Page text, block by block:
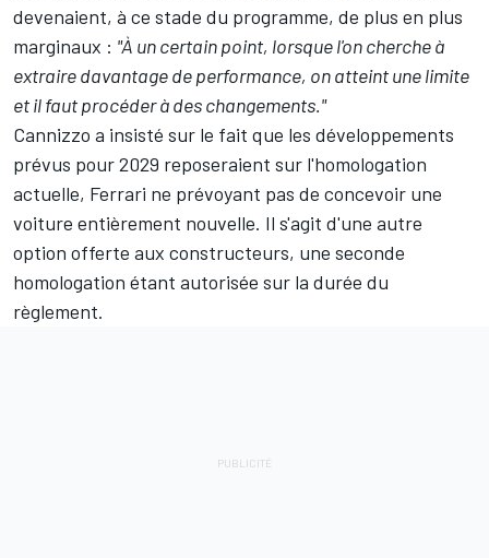
devenaient, à ce stade du programme, de plus en plus
marginaux : "À un certain point, lorsque l'on cherche à
extraire davantage de performance, on atteint une limite
et il faut procéder à des changements."
Cannizzo a insisté sur le fait que les développements
prévus pour 2029 reposeraient sur l'homologation
actuelle, Ferrari ne prévoyant pas de concevoir une
voiture entièrement nouvelle. Il s'agit d'une autre
option offerte aux constructeurs, une seconde
homologation étant autorisée sur la durée du
règlement.